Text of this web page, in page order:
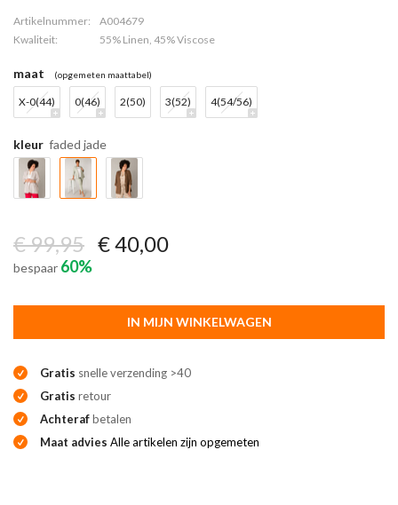
Artikelnummer:
A004679
Kwaliteit:
55% Linen, 45% Viscose
maat (opgemeten maattabel)
X-0(44) 0(46) 2(50) 3(52) 4(54/56)
kleur faded jade
€ 99,95 € 40,00
bespaar 60%
IN MIJN WINKELWAGEN
Gratis snelle verzending >40
Gratis retour
Achterafbetalen
Maat advies Alle artikelen zijn opgemeten